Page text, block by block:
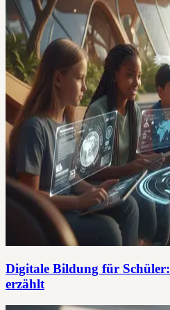
Digitale Bildung für
erzählt